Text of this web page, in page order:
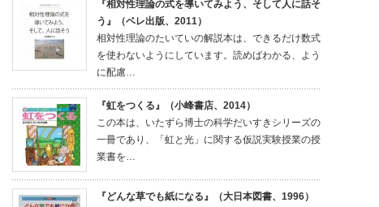
『相対性理論の式を導いてみよう、そして人に話そ
う』（ベレ出版、2011）
相対性理論のたいていの解説本は、できるだけ数式
を使わないようにしています。読めばわかる、よう
に配慮…
『虹をつくる』（小峰書店、2014）
この本は、いたずら博士の科学だいすきシリーズの
一冊であり、「虹と光」に関する仮説実験授業の授
業書を…
『どんな草でも紙になる』（大日本図書、1996）